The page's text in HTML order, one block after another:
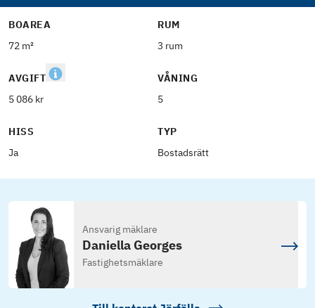
BOAREA
72 m²
RUM
3 rum
AVGIFT
5 086 kr
VÅNING
5
HISS
Ja
TYP
Bostadsrätt
Ansvarig mäklare
Daniella Georges
Fastighetsmäklare